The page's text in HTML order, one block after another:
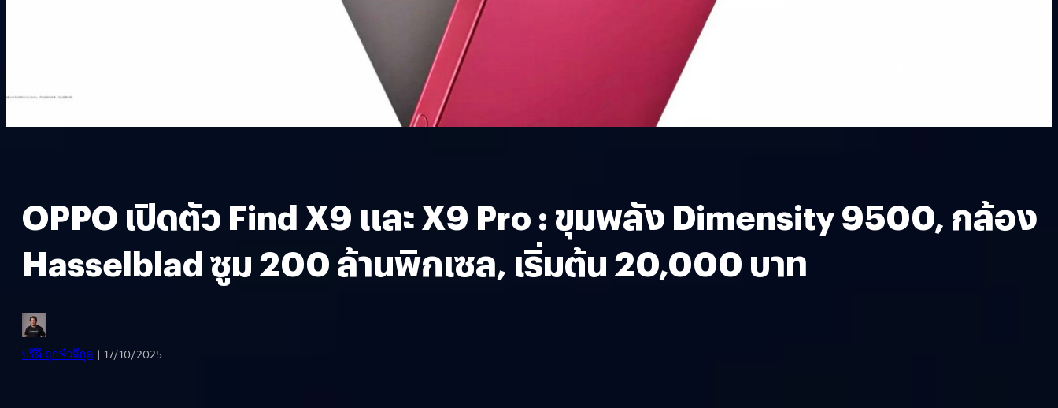
OPPO เปิดตัว Find X9 และ X9 Pro : ขุมพลัง Dimensity 9500, กล้อง
Hasselblad ซูม 200 ล้านพิกเซล, เริ่มต้น 20,000 บาท
ปรีดี ฤกษ์วลีกุล | 17/10/2025